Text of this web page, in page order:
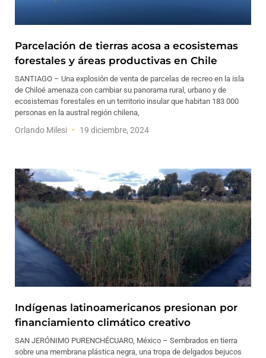
Parcelación de tierras acosa a ecosistemas
forestales y áreas productivas en Chile
SANTIAGO – Una explosión de venta de parcelas de recreo en la isla
de Chiloé amenaza con cambiar su panorama rural, urbano y de
ecosistemas forestales en un territorio insular que habitan 183 000
personas en la austral región chilena,
Orlando Milesi 19 diciembre, 2024
Indígenas latinoamericanos presionan por
financiamiento climático creativo
SAN JERÓNIMO PURENCHÉCUARO, México – Sembrados en tierra
sobre una membrana plástica negra, una tropa de delgados bejucos